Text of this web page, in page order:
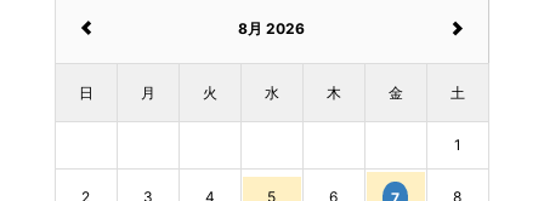
8月 2026
日 月 火 水 木 金 土
1
2 3 4 5 6 8